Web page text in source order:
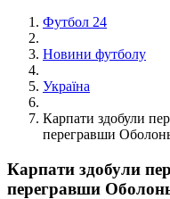
Футбол 24
Новини футболу
Україна
Карпати здобули
перегравши Оболонь
Карпати здобули
перегравши Оболонь